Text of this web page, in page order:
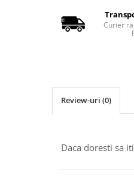
Intretinere moto
Intretinere barci
► Filtre auto
Curier
Review-uri (0)
Daca doresti sa